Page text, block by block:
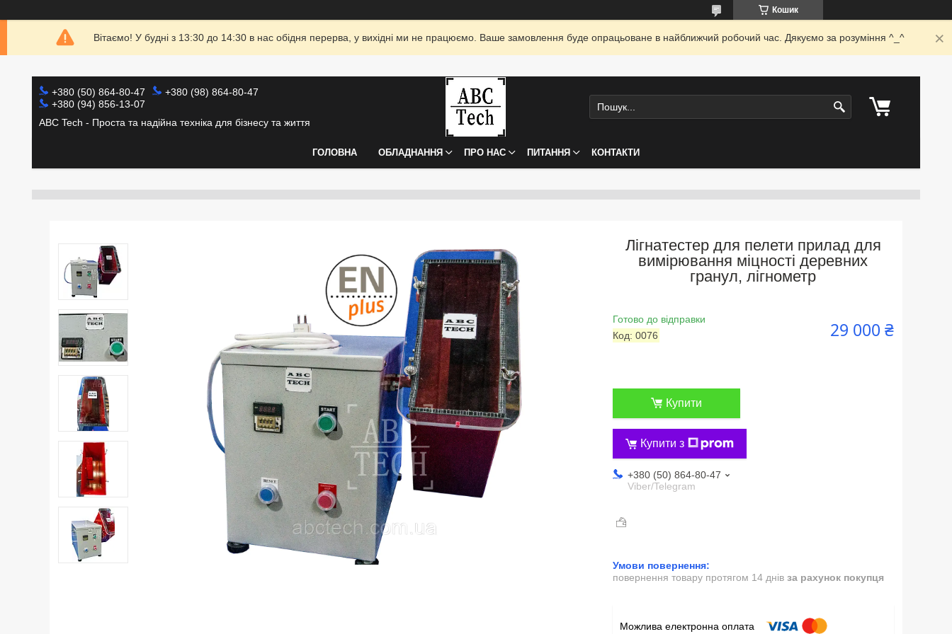
Кошик
Вітаємо! У будні з 13:30 до 14:30 в нас обідня перерва, у вихідні ми не працюємо. Ваше замовлення буде опрацьоване в найближчий робочий час. Дякуємо за розуміння ^_^
+380 (50) 864-80-47
+380 (98) 864-80-47
+380 (94) 856-13-07
ABC Tech - Проста та надійна техніка для бізнесу та життя
ГОЛОВНА ОБЛАДНАННЯ ПРО НАС ПИТАННЯ КОНТАКТИ
Лігнатестер для пелети прилад для
вимірювання міцності деревних
гранул, лігнометр
Готово до відправки
Код: 0076 29 000 ₴
Купити
Купити з
+380 (50) 864-80-47
Viber/Telegram
повернення товару протягом 14 днів за рахунок покупця